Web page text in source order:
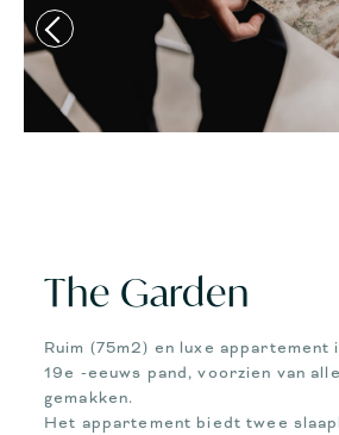
The Garden
Ruim (75m2) en luxe appartement
19e -eeuws pand, voorzien van
gemakken.
Het appartement biedt twee